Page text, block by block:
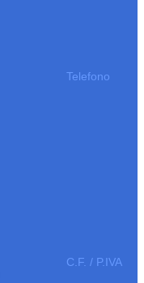
Telefono
C.F. / P.IVA